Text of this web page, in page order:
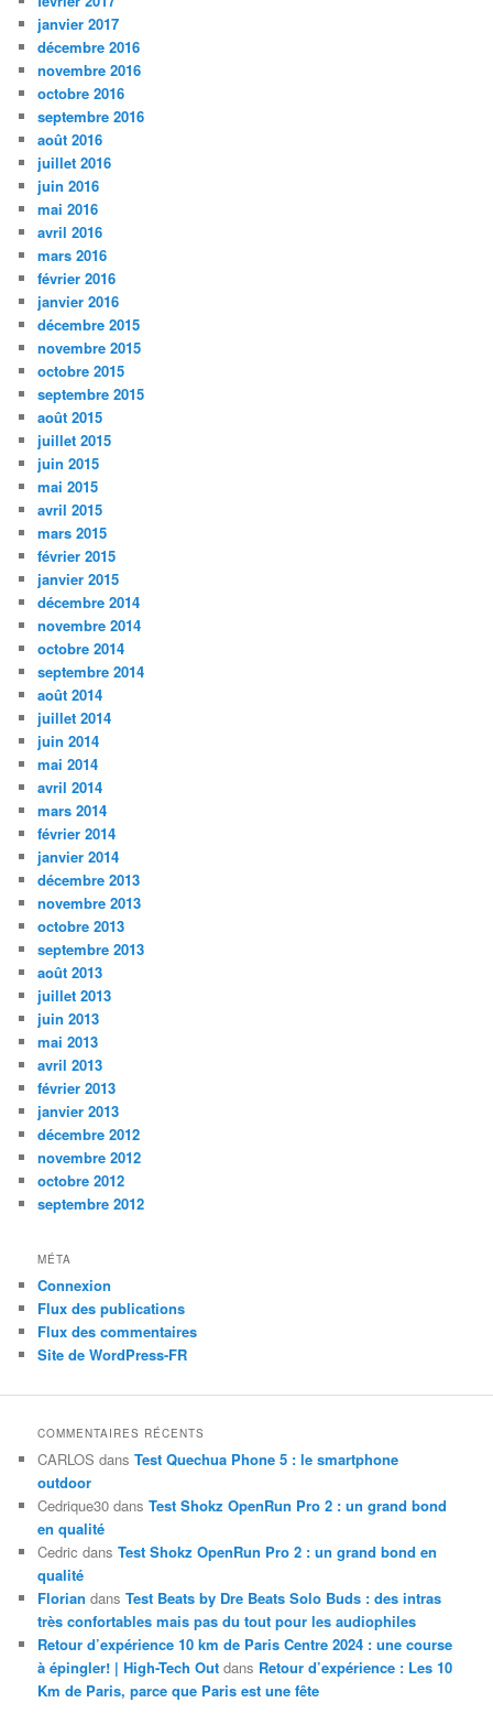
janvier 2017
décembre 2016
novembre 2016
octobre 2016
septembre 2016
août 2016
juillet 2016
juin 2016
mai 2016
avril 2016
mars 2016
février 2016
janvier 2016
décembre 2015
novembre 2015
octobre 2015
septembre 2015
août 2015
juillet 2015
juin 2015
mai 2015
avril 2015
mars 2015
février 2015
janvier 2015
décembre 2014
novembre 2014
octobre 2014
septembre 2014
août 2014
juillet 2014
juin 2014
mai 2014
avril 2014
mars 2014
février 2014
janvier 2014
décembre 2013
novembre 2013
octobre 2013
septembre 2013
août 2013
juillet 2013
juin 2013
mai 2013
avril 2013
février 2013
janvier 2013
décembre 2012
novembre 2012
octobre 2012
septembre 2012
MÉTA
Connexion
Flux des publications
Flux des commentaires
Site de WordPress-FR
COMMENTAIRES RÉCENTS
CARLOS dansTest Quechua Phone 5 : le smartphone
outdoor
Cedrique30 dansTest Shokz OpenRun Pro 2 : un grand bond
en qualité
Cedric dansTest Shokz OpenRun Pro 2 : un grand bond en
qualité
Florian dansTest Beats by Dre Beats Solo Buds : des intras
très confortables mais pas du tout pour les audiophiles
Retour d’expérience 10 km de Paris Centre 2024 : une course
à épingler! | High-Tech Out dans Retour d’expérience : Les 10
Km de Paris, parce que Paris est une fête